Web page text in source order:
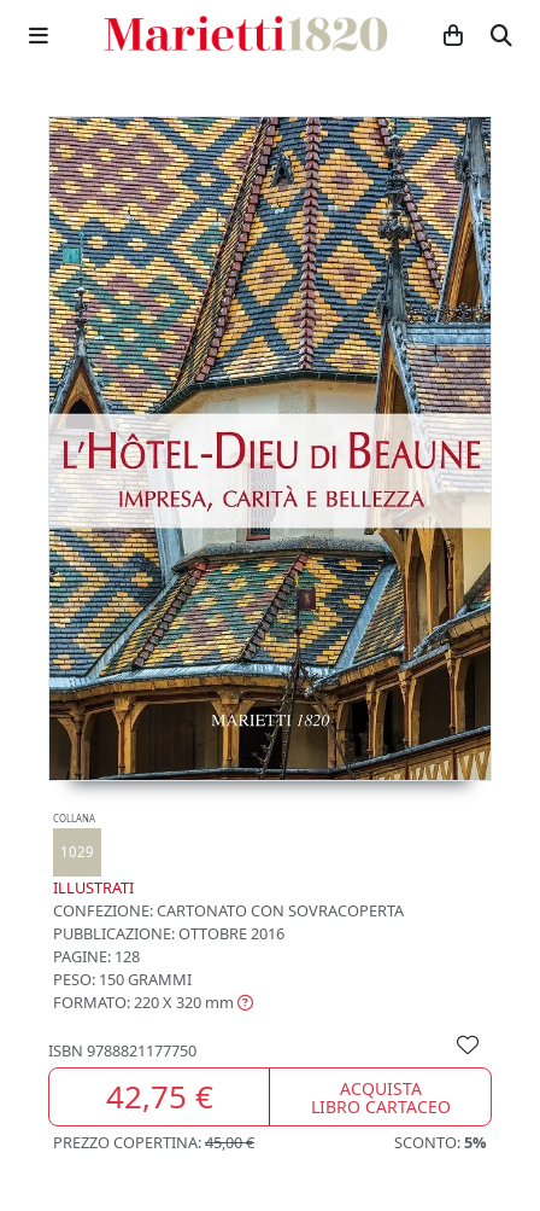
COLLANA
1029
ILLUSTRATI
CONFEZIONE:CARTONATO CON SOVRACOPERTA
PUBBLICAZIONE:OTTOBRE 2016
PAGINE: 128
PESO: 150 GRAMMI
FORMATO: 220 X 320 mm
ISBN 9788821177750
42,75 € ACQUISTA
LIBRO CARTACEO
PREZZO COPERTINA:45,00 € SCONTO:5%